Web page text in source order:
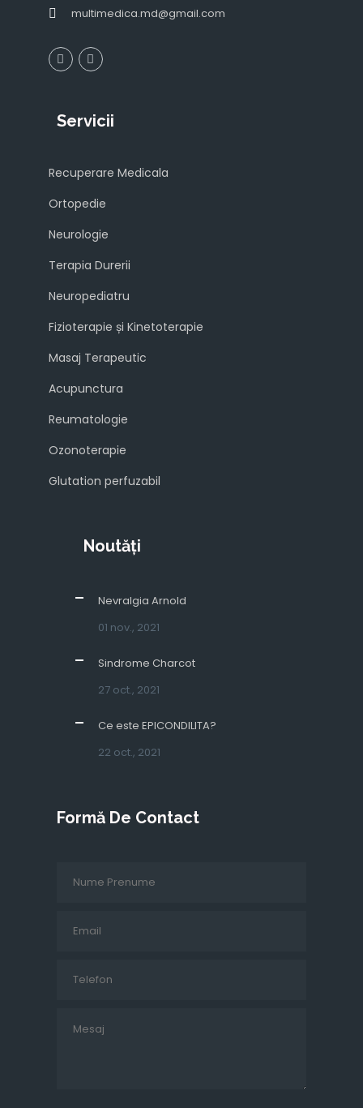
multimedica.md@gmail.com
Servicii
Recuperare Medicala
Ortopedie
Neurologie
Terapia Durerii
Neuropediatru
Fizioterapie și Kinetoterapie
Masaj Terapeutic
Acupunctura
Reumatologie
Ozonoterapie
Glutation perfuzabil
Noutăți
Nevralgia Arnold
01 nov., 2021
Sindrome Charcot
27 oct., 2021
Ce este EPICONDILITA?
22 oct., 2021
Formă De Contact